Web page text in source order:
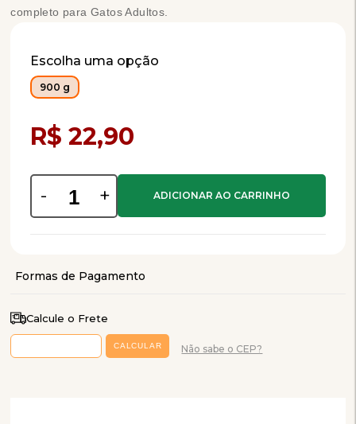
completo para Gatos Adultos.
Escolha uma opção
900 g
R$ 22,90
- +
Calcule o Frete
Não sabe o CEP?